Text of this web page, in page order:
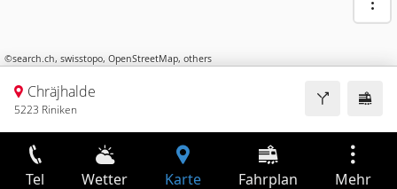
©search.ch, swisstopo, OpenStreetMap, others
Chräjhalde
5223 Riniken
Tel Wetter Karte Fahrplan Mehr